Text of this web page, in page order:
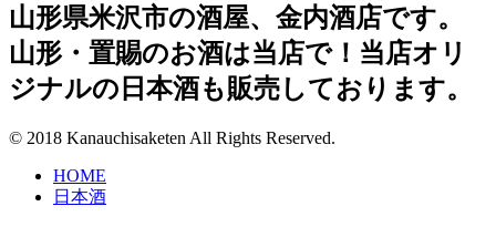
山形県米沢市の酒屋、金内酒店です。
山形・置賜のお酒は当店で！当店オリ
ジナルの日本酒も販売しております。
© 2018 Kanauchisaketen All Rights Reserved.
HOME
日本酒